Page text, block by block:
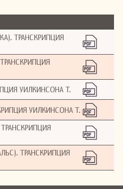
ТРАНСКРИПЦИЯ
УИЛКИНСОНА Т.
УИЛКИНСОНА Т.
ТРАНСКРИПЦИЯ